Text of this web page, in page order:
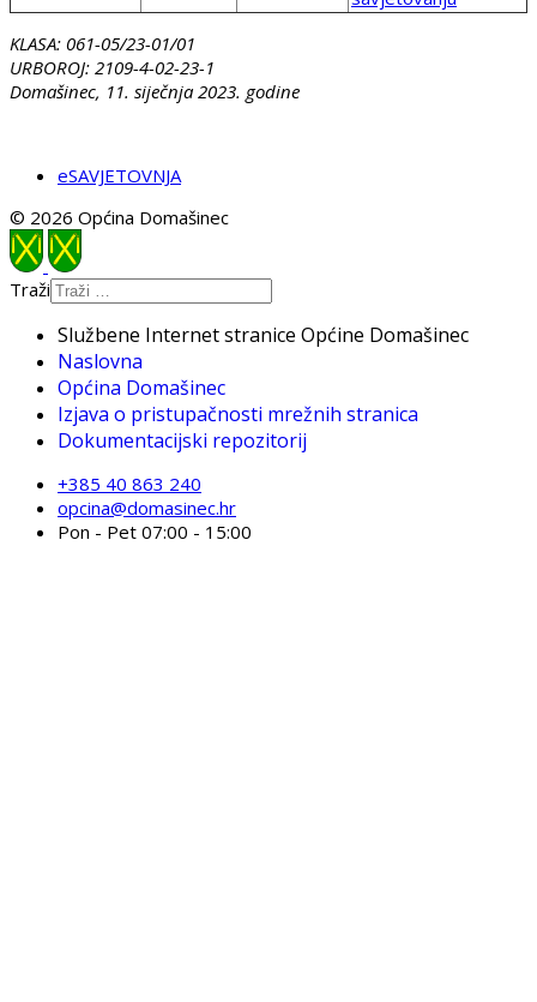
KLASA: 061-05/23-01/01
URBOROJ: 2109-4-02-23-1
Domašinec, 11. siječnja 2023. godine
eSAVJETOVNJA
© 2026 Općina Domašinec
Traži
Službene Internet stranice Općine Domašinec
Naslovna
Općina Domašinec
Izjava o pristupačnosti mrežnih stranica
Dokumentacijski repozitorij
+385 40 863 240
opcina@domasinec.hr
Pon - Pet 07:00 - 15:00